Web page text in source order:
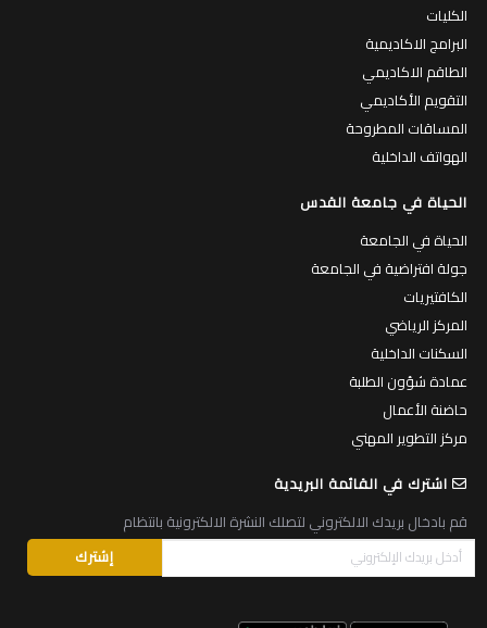
الكليات
البرامج الاكاديمية
الطاقم الاكاديمي
التقويم الأكاديمي
المساقات المطروحة
الهواتف الداخلية
الحياة في جامعة القدس
الحياة في الجامعة
جولة افتراضية في الجامعة
الكافتيريات
المركز الرياضي
السكنات الداخلية
عمادة شؤون الطلبة
حاضنة الأعمال
مركز التطوير المهني
اشترك في القائمة البريدية
قم بادخال بريدك الالكتروني لتصلك النشرة الالكترونية بانتظام